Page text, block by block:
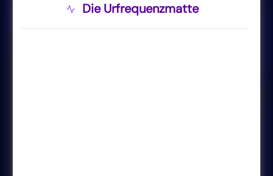
Die Urfrequenzmatte